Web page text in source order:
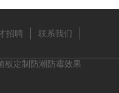
招聘 联系我们
板定制防潮防霉效果